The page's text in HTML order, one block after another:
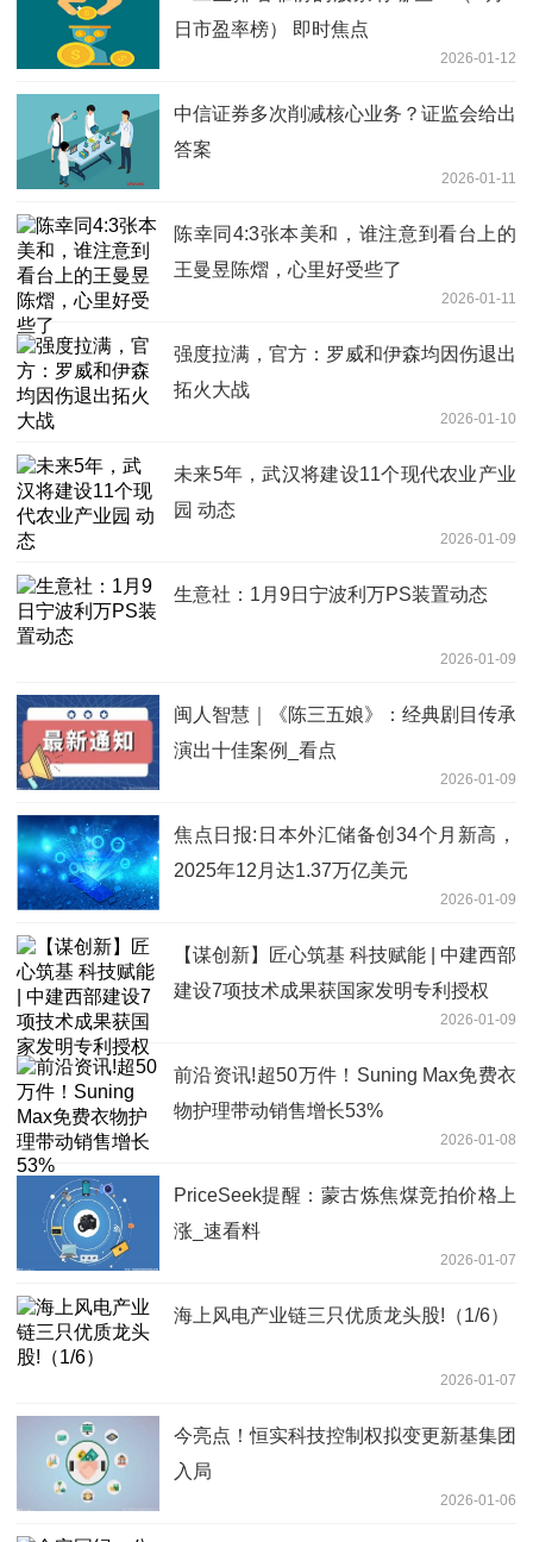
日市盈率榜） 即时焦点
2026-01-12
中信证券多次削减核心业务？证监会给出
答案
2026-01-11
陈幸同4:3张本美和，谁注意到看台上的
王曼昱陈熠，心里好受些了
2026-01-11
强度拉满，官方：罗威和伊森均因伤退出
拓火大战
2026-01-10
未来5年，武汉将建设11个现代农业产业
园 动态
2026-01-09
生意社：1月9日宁波利万PS装置动态
2026-01-09
闽人智慧｜《陈三五娘》：经典剧目传承
演出十佳案例_看点
2026-01-09
焦点日报:日本外汇储备创34个月新高，
2025年12月达1.37万亿美元
2026-01-09
【谋创新】匠心筑基 科技赋能 | 中建西部
建设7项技术成果获国家发明专利授权
2026-01-09
前沿资讯!超50万件！Suning Max免费衣
物护理带动销售增长53%
2026-01-08
PriceSeek提醒：蒙古炼焦煤竞拍价格上
涨_速看料
2026-01-07
海上风电产业链三只优质龙头股!（1/6）
2026-01-07
今亮点！恒实科技控制权拟变更新基集团
入局
2026-01-06